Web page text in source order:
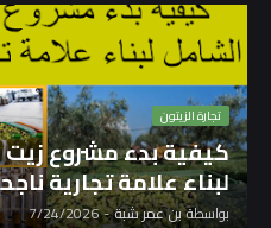
تجارة الزيتون
كيفية بدء مشروع زيت
لبناء علامة تجارية
بواسطةبن عمر شبة-
7/24/2026